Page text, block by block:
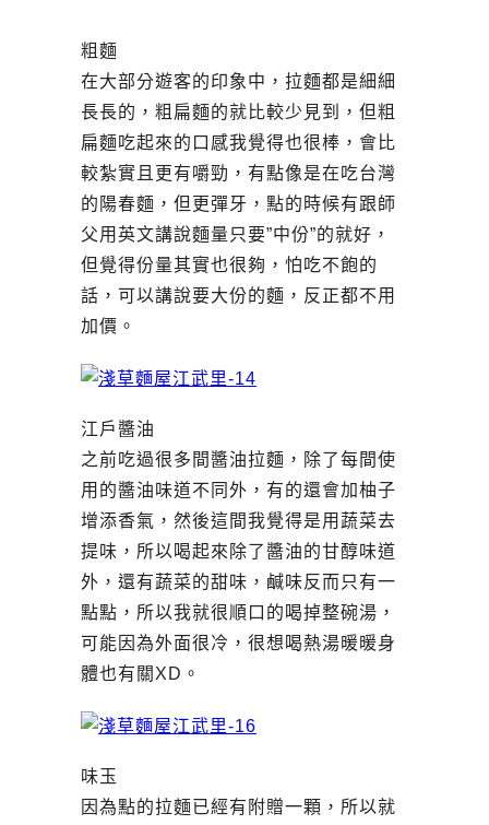
粗麵
在大部分遊客的印象中，拉麵都是細細
長長的，粗扁麵的就比較少見到，但粗
扁麵吃起來的口感我覺得也很棒，會比
較紮實且更有嚼勁，有點像是在吃台灣
的陽春麵，但更彈牙，點的時候有跟師
父用英文講說麵量只要”中份”的就好，
但覺得份量其實也很夠，怕吃不飽的
話，可以講說要大份的麵，反正都不用
加價。
江戶醬油
之前吃過很多間醬油拉麵，除了每間使
用的醬油味道不同外，有的還會加柚子
增添香氣，然後這間我覺得是用蔬菜去
提味，所以喝起來除了醬油的甘醇味道
外，還有蔬菜的甜味，鹹味反而只有一
點點，所以我就很順口的喝掉整碗湯，
可能因為外面很冷，很想喝熱湯暖暖身
體也有關XD。
味玉
因為點的拉麵已經有附贈一顆，所以就